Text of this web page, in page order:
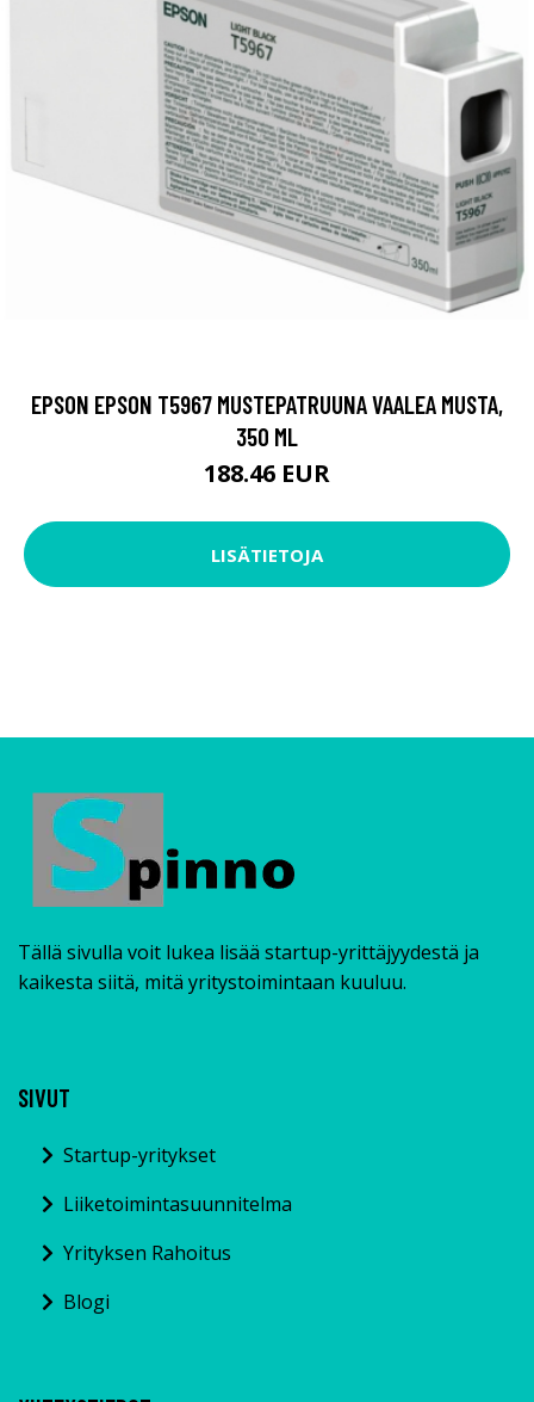
EPSON EPSON T5967 MUSTEPATRUUNA VAALEA MUSTA,
350 ML
188.46 EUR
LISÄTIETOJA
Tällä sivulla voit lukea lisää startup-yrittäjyydestä ja
kaikesta siitä, mitä yritystoimintaan kuuluu.
SIVUT
Startup-yritykset
Liiketoimintasuunnitelma
Yrityksen Rahoitus
Blogi